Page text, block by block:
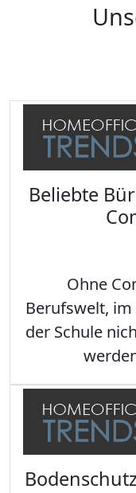
Beliebte
Ohne
Berufswelt,
der Schule